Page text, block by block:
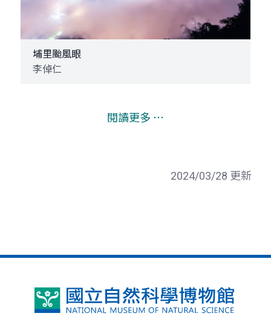
埔里颱風眼
李倬仁
閱讀更多 ⋯
2024/03/28 更新
國